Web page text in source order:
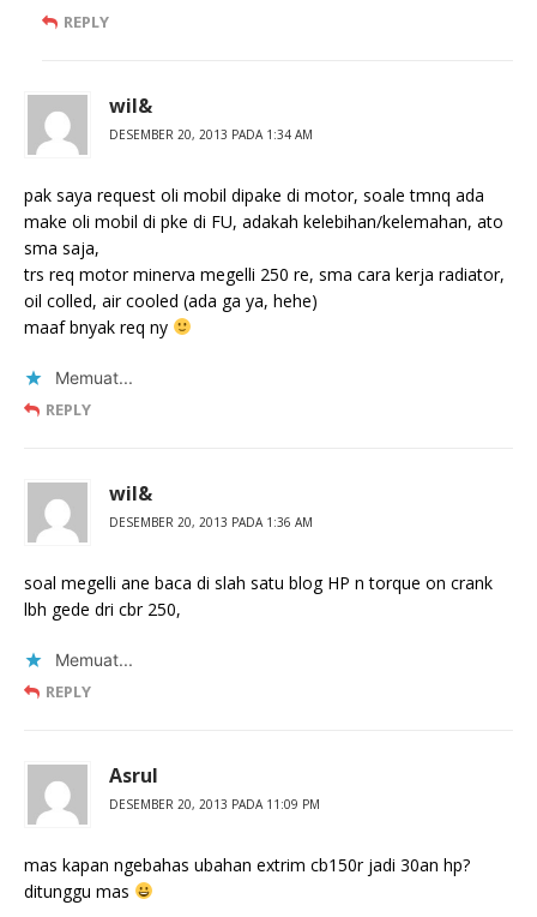
REPLY
wil&
DESEMBER 20, 2013 PADA 1:34 AM
pak saya request oli mobil dipake di motor, soale tmnq ada
make oli mobil di pke di FU, adakah kelebihan/kelemahan, ato
sma saja,
trs req motor minerva megelli 250 re, sma cara kerja radiator,
oil colled, air cooled (ada ga ya, hehe)
maaf bnyak req ny
Memuat...
REPLY
wil&
DESEMBER 20, 2013 PADA 1:36 AM
soal megelli ane baca di slah satu blog HP n torque on crank
lbh gede dri cbr 250,
Memuat...
REPLY
Asrul
DESEMBER 20, 2013 PADA 11:09 PM
mas kapan ngebahas ubahan extrim cb150r jadi 30an hp?
ditunggu mas